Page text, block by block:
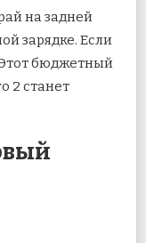
на задней
зарядке. Если
бюджетный
2 станет